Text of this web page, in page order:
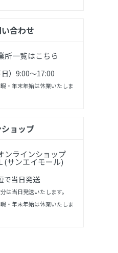
合わせ
所一覧はこちら
）9:00～17:00
・年末年始は休業いたしま
ョップ
ンラインショップ
(サンエイモール)
で当日発送
は当日発送いたします。
・年末年始は休業いたしま